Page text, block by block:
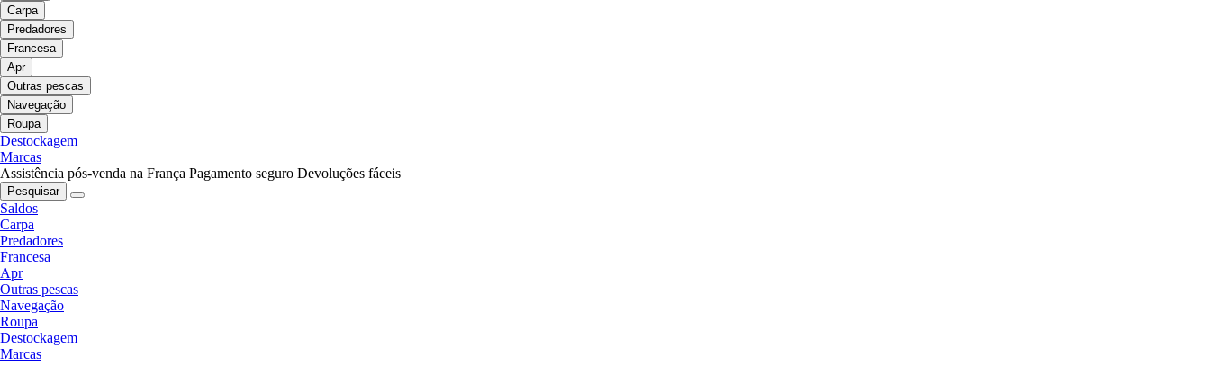
Carpa
Predadores
Francesa
Apr
Outras pescas
Navegação
Roupa
Destockagem
Marcas
Assistência pós-venda na França Pagamento seguro Devoluções fáceis
Pesquisar
Saldos
Carpa
Predadores
Francesa
Apr
Outras pescas
Navegação
Roupa
Destockagem
Marcas